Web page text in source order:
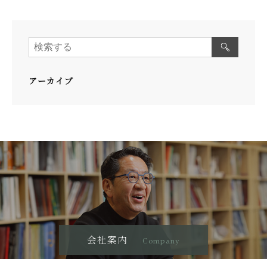
アーカイブ
会社案内 Company